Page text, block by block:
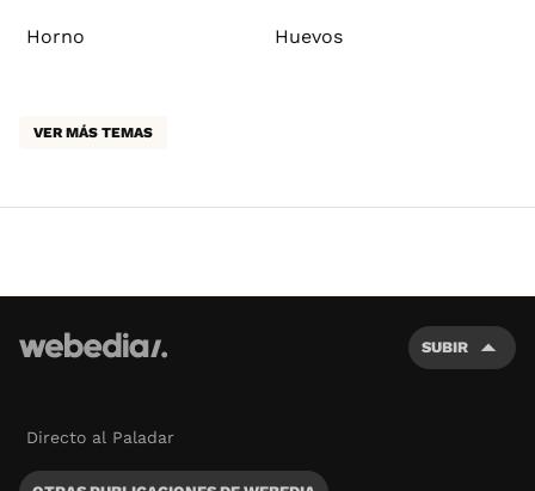
Horno Huevos
VER MÁS TEMAS
SUBIR
Directo al Paladar